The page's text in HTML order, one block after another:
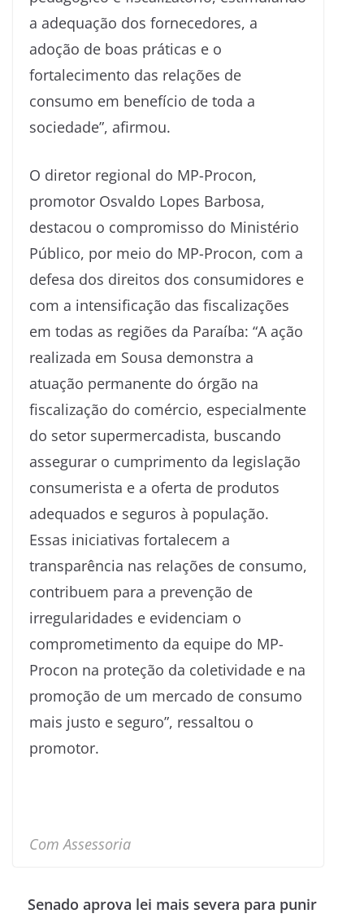
a adequação dos fornecedores, a
adoção de boas práticas e o
fortalecimento das relações de
consumo em benefício de toda a
sociedade”, afirmou.
O diretor regional do MP-Procon,
promotor Osvaldo Lopes Barbosa,
destacou o compromisso do Ministério
Público, por meio do MP-Procon, com a
defesa dos direitos dos consumidores e
com a intensificação das fiscalizações
em todas as regiões da Paraíba: “A ação
realizada em Sousa demonstra a
atuação permanente do órgão na
fiscalização do comércio, especialmente
do setor supermercadista, buscando
assegurar o cumprimento da legislação
consumerista e a oferta de produtos
adequados e seguros à população.
Essas iniciativas fortalecem a
transparência nas relações de consumo,
contribuem para a prevenção de
irregularidades e evidenciam o
comprometimento da equipe do MP-
Procon na proteção da coletividade e na
promoção de um mercado de consumo
mais justo e seguro”, ressaltou o
promotor.
Com Assessoria
Senado aprova lei mais severa para punir